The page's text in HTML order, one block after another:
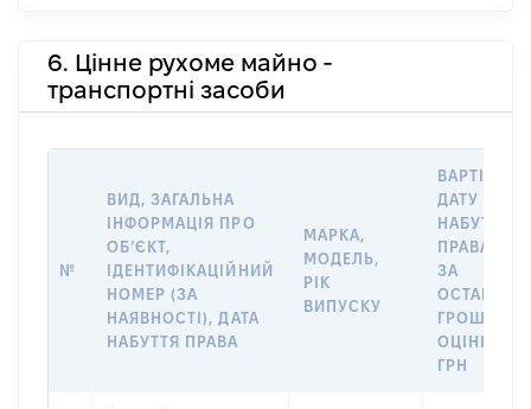
6. Цінне рухоме майно -
транспортні засоби
№
ВИД, ЗАГАЛЬНА
ІНФОРМАЦІЯ ПРО
ОБʼЄКТ,
ІДЕНТИФІКАЦІЙНИЙ
НОМЕР (ЗА
НАЯВНОСТІ), ДАТА
НАБУТТЯ ПРАВА
МАРКА,
МОДЕЛЬ,
РІК
ВИПУСКУ
ВАРТІСТЬ
ДАТУ
НАБУТТЯ
ПРАВА АБО
ЗА
ОЦІНКОЮ,
ГРН